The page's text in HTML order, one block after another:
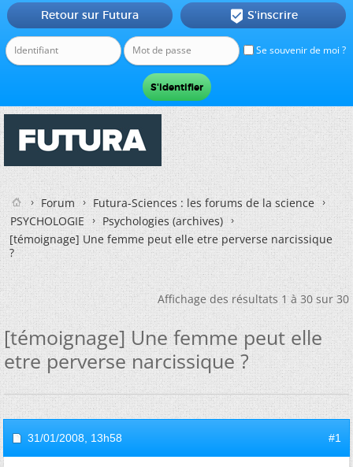
Se souvenir de moi ?
Retour sur Futura  S'inscrire
Forum
Futura-Sciences : les forums de la science
PSYCHOLOGIE
Psychologies (archives)
[témoignage] Une femme peut elle etre perverse narcissique
?
Affichage des résultats 1 à 30 sur 30
[témoignage] Une femme peut elle
etre perverse narcissique ?
31/01/2008, 13h58 #1